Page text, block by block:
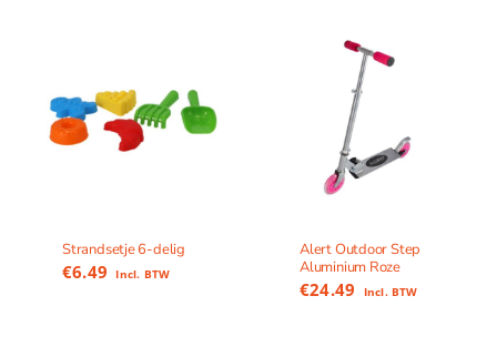
Strandsetje 6-delig
€6.49 Incl. BTW
Alert Outdoor Step
Aluminium Roze
€24.49 Incl. BTW